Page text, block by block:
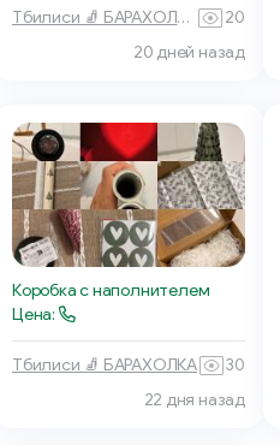
Тбилиси 🧦 БАРАХОЛКА
20
20 дней назад
Коробка с наполнителем
Цена:
Тбилиси 🧦 БАРАХОЛКА
30
22 дня назад